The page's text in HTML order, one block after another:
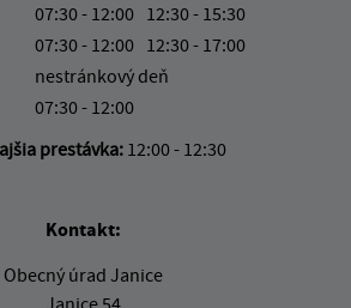
07:30 - 12:00 12:30 - 15:30
07:30 - 12:00 12:30 - 17:00
nestránkový deň
07:30 - 12:00
prestávka: 12:00 - 12:30
Kontakt:
Obecný úrad Janice